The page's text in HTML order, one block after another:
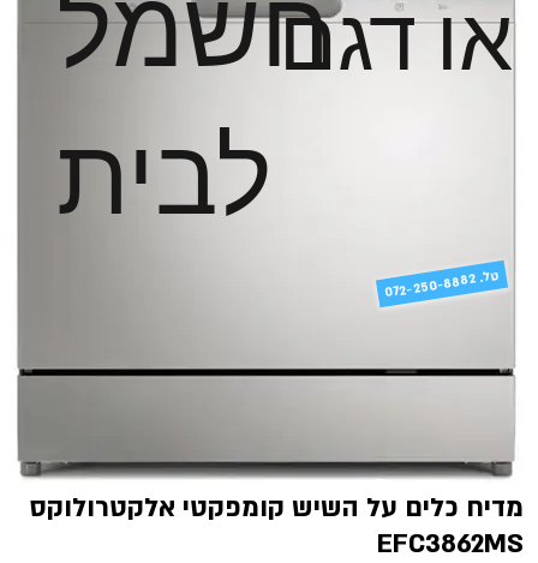
או דגם
לבית
מדיח כלים על השיש קומפקטי אלקטרולוקס
EFC3862MS
072-250-8882 .טל